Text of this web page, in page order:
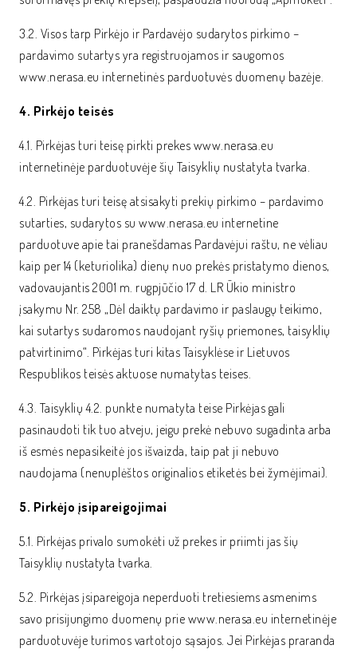
3.2. Visos tarp Pirkėjo ir Pardavėjo sudarytos pirkimo –
pardavimo sutartys yra registruojamos ir saugomos
www.nerasa.eu internetinės parduotuvės duomenų bazėje.
4. Pirkėjo teisės
4.1. Pirkėjas turi teisę pirkti prekes www.nerasa.eu
internetinėje parduotuvėje šių Taisyklių nustatyta tvarka.
4.2. Pirkėjas turi teisę atsisakyti prekių pirkimo – pardavimo
sutarties, sudarytos su www.nerasa.eu internetine
parduotuve apie tai pranešdamas Pardavėjui raštu, ne vėliau
kaip per 14 (keturiolika) dienų nuo prekės pristatymo dienos,
vadovaujantis 2001 m. rugpjūčio 17 d. LR Ūkio ministro
įsakymu Nr. 258 „Dėl daiktų pardavimo ir paslaugų teikimo,
kai sutartys sudaromos naudojant ryšių priemones, taisyklių
patvirtinimo“. Pirkėjas turi kitas Taisyklėse ir Lietuvos
Respublikos teisės aktuose numatytas teises.
4.3. Taisyklių 4.2. punkte numatyta teise Pirkėjas gali
pasinaudoti tik tuo atveju, jeigu prekė nebuvo sugadinta arba
iš esmės nepasikeitė jos išvaizda, taip pat ji nebuvo
naudojama (nenuplėštos originalios etiketės bei žymėjimai).
5. Pirkėjo įsipareigojimai
5.1. Pirkėjas privalo sumokėti už prekes ir priimti jas šių
Taisyklių nustatyta tvarka.
5.2. Pirkėjas įsipareigoja neperduoti tretiesiems asmenims
savo prisijungimo duomenų prie www.nerasa.eu internetinėje
parduotuvėje turimos vartotojo sąsajos. Jei Pirkėjas praranda